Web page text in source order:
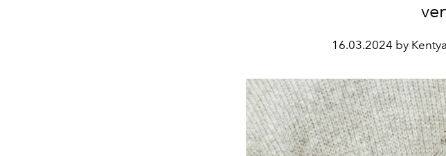
16.03.2024 by